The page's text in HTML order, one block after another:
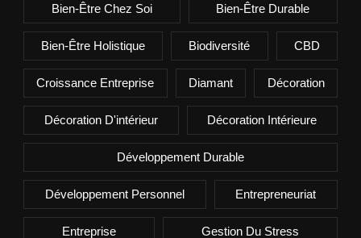
Bien-Être Chez Soi Bien-Être Durable
Bien-Être Holistique Biodiversité CBD
Croissance Entreprise Diamant Décoration
Décoration D'intérieur Décoration Intérieure
Développement Durable
Développement Personnel Entrepreneuriat
Entreprise Gestion Du Stress